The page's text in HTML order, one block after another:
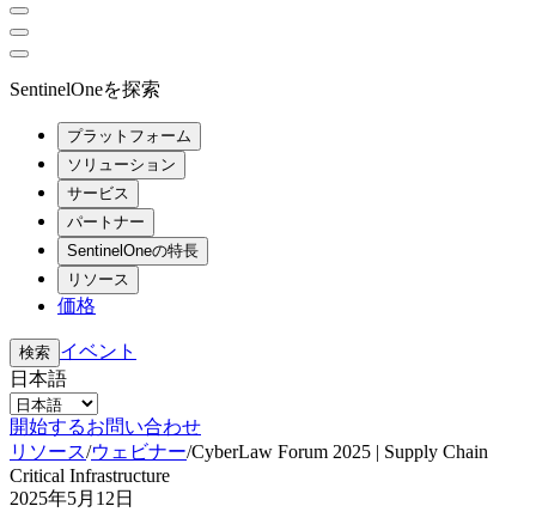
SentinelOneを探索
プラットフォーム
ソリューション
サービス
パートナー
SentinelOneの特長
リソース
価格
検索 イベント
日本語
開始するお問い合わせ
リソース/ウェビナー/CyberLaw Forum 2025 | Supply Chain
Critical Infrastructure
2025年5月12日